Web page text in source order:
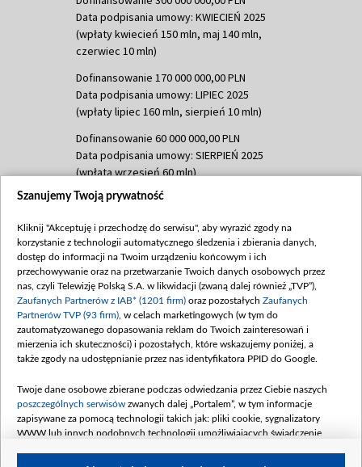
Data podpisania umowy: KWIECIEŃ 2025
(wpłaty kwiecień 150 mln, maj 140 mln,
czerwiec 10 mln)
Dofinansowanie 170 000 000,00 PLN
Data podpisania umowy: LIPIEC 2025
(wpłaty lipiec 160 mln, sierpień 10 mln)
Dofinansowanie 60 000 000,00 PLN
Data podpisania umowy: SIERPIEŃ 2025
(wpłata wrzesień 60 mln)
Dofinansowanie 635 783 051,21 PLN
(wpłata wrzesień 100 mln, październik 350
mln, listopad 265 mln)
Dofinansowanie 48 862 000,00 PLN
Data podpisania umowy: GRUDZIEŃ 2025
(wpłata grudzień 60,548 mln)
Dofinansowanie 900 000 000,00 PLN
Data podpisania umowy: LUTY 2026 (wpłata
kwiecień 180 mln, 7 maja 180 mln, 8
czerwca 90 mln)
Dofinansowanie 250 000 000,00 PLN
Szanujemy Twoją prywatność
Kliknij "Akceptuję i przechodzę do serwisu", aby wyrazić zgody na
korzystanie z technologii automatycznego śledzenia i zbierania danych,
dostęp do informacji na Twoim urządzeniu końcowym i ich
przechowywanie oraz na przetwarzanie Twoich danych osobowych przez
nas, czyli Telewizję Polską S.A. w likwidacji (zwaną dalej również „TVP”),
Zaufanych Partnerów z IAB* (1201 firm) oraz pozostałych Zaufanych
Partnerów TVP (93 firm) , w celach marketingowych (w tym do
zautomatyzowanego dopasowania reklam do Twoich zainteresowań i
mierzenia ich skuteczności) i pozostałych, które wskazujemy poniżej, a
także zgody na udostępnianie przez nas identyfikatora PPID do Google.
Twoje dane osobowe zbierane podczas odwiedzania przez Ciebie naszych
poszczególnych serwisów zwanych dalej „Portalem”, w tym informacje
zapisywane za pomocą technologii takich jak: pliki cookie, sygnalizatory
WWW lub innych podobnych technologii umożliwiających świadczenie